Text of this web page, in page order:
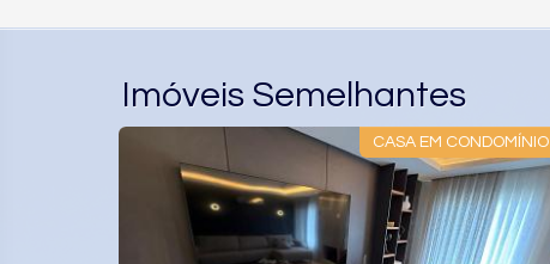
Imóveis Semelhantes
CASA EM CONDOMÍNIO